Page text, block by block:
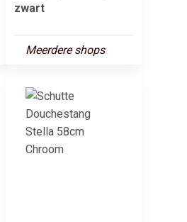
zwart
Meerdere shops